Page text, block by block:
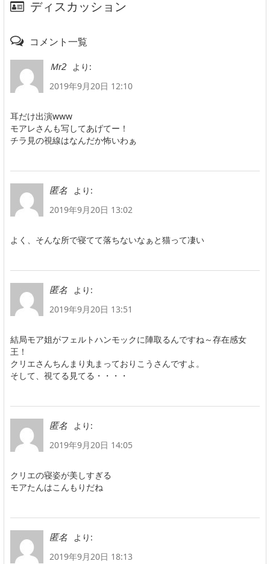
ディスカッション
コメント一覧
Ｍr2
より:
2019年9月20日 12:10
耳だけ出演www
モアレさんも写してあげてー！
チラ見の視線はなんだか怖いわぁ
匿名
より:
2019年9月20日 13:02
よく、そんな所で寝てて落ちないなぁと猫って凄い
匿名
より:
2019年9月20日 13:51
結局モア姐がフェルトハンモックに陣取るんですね～存在感女
王！
クリエさんちんまり丸まっておりこうさんですよ。
そして、視てる見てる・・・・
匿名
より:
2019年9月20日 14:05
クリエの寝姿が美しすぎる
モアたんはこんもりだね
匿名
より:
2019年9月20日 18:13